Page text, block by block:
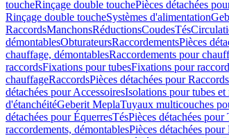
toucheRinçage double touchePièces détachées
Rinçage double toucheSystèmes d'alimentation
RaccordsManchonsRéductionsCoudesTés
démontablesObturateursRaccordementsPièces
chauffage, démontablesRaccordements pour
raccordsFixations pour tubesFixations pour
chauffageRaccordsPièces détachées pour Raccords
détachées pour AccessoiresIsolations pour tubes et
d'étanchéitéGeberit MeplaTuyaux multicouches
détachées pour ÉquerresTésPièces détachées pour
raccordements, démontablesPièces détachées